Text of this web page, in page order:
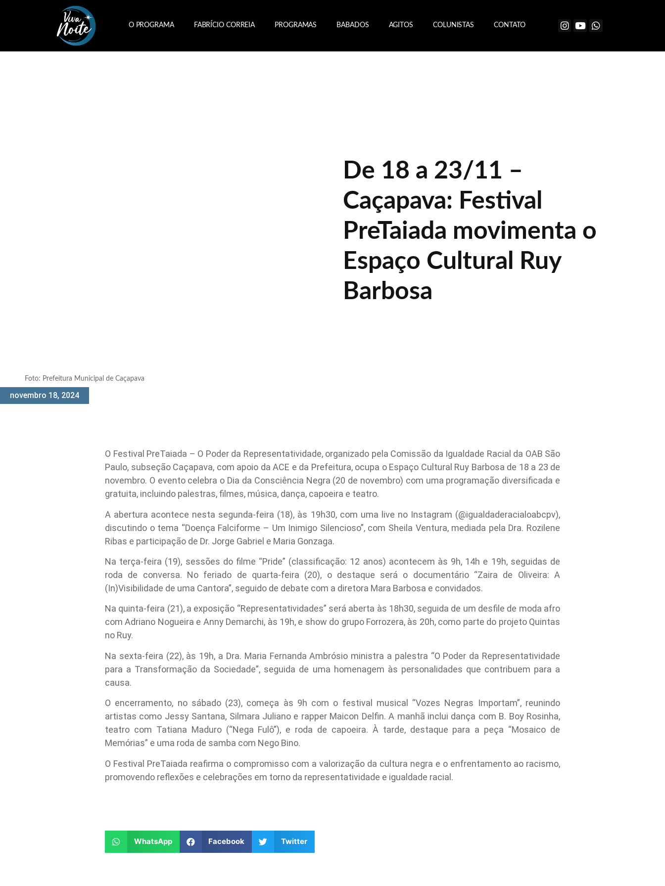
O PROGRAMA FABRÍCIO CORREIA PROGRAMAS BABADOS AGITOS COLUNISTAS CONTATO
Foto: Prefeitura Municipal de Caçapava
novembro 18, 2024
De 18 a 23/11 –
Caçapava: Festival
PreTaiada movimenta o
Espaço Cultural Ruy
Barbosa
O Festival PreTaiada – O Poder da Representatividade, organizado pela Comissão da Igualdade Racial da OAB São
Paulo, subseção Caçapava, com apoio da ACE e da Prefeitura, ocupa o Espaço Cultural Ruy Barbosa de 18 a 23 de
novembro. O evento celebra o Dia da Consciência Negra (20 de novembro) com uma programação diversificada e
gratuita, incluindo palestras, filmes, música, dança, capoeira e teatro.
A abertura acontece nesta segunda-feira (18), às 19h30, com uma live no Instagram (@igualdaderacialoabcpv),
discutindo o tema “Doença Falciforme – Um Inimigo Silencioso”, com Sheila Ventura, mediada pela Dra. Rozilene
Ribas e participação de Dr. Jorge Gabriel e Maria Gonzaga.
Na terça-feira (19), sessões do filme “Pride” (classificação: 12 anos) acontecem às 9h, 14h e 19h, seguidas de
roda de conversa. No feriado de quarta-feira (20), o destaque será o documentário “Zaira de Oliveira: A
(In)Visibilidade de uma Cantora”, seguido de debate com a diretora Mara Barbosa e convidados.
Na quinta-feira (21), a exposição “Representatividades” será aberta às 18h30, seguida de um desfile de moda afro
com Adriano Nogueira e Anny Demarchi, às 19h, e show do grupo Forrozera, às 20h, como parte do projeto Quintas
no Ruy.
Na sexta-feira (22), às 19h, a Dra. Maria Fernanda Ambrósio ministra a palestra “O Poder da Representatividade
para a Transformação da Sociedade”, seguida de uma homenagem às personalidades que contribuem para a
causa.
O encerramento, no sábado (23), começa às 9h com o festival musical “Vozes Negras Importam”, reunindo
artistas como Jessy Santana, Silmara Juliano e rapper Maicon Delfin. A manhã inclui dança com B. Boy Rosinha,
teatro com Tatiana Maduro (“Nega Fulô”), e roda de capoeira. À tarde, destaque para a peça “Mosaico de
Memórias” e uma roda de samba com Nego Bino.
O Festival PreTaiada reafirma o compromisso com a valorização da cultura negra e o enfrentamento ao racismo,
promovendo reflexões e celebrações em torno da representatividade e igualdade racial.
WhatsApp Facebook Twitter